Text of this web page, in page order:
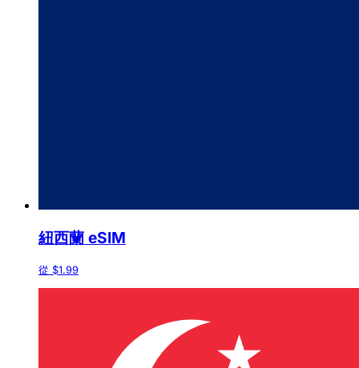
紐西蘭 eSIM
從 $1.99